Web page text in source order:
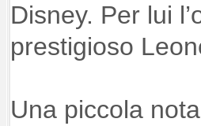
Disney. Per lui
prestigioso
Una piccola